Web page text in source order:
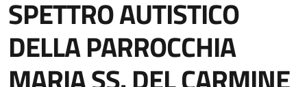
SPETTRO AUTISTICO
DELLA PARROCCHIA